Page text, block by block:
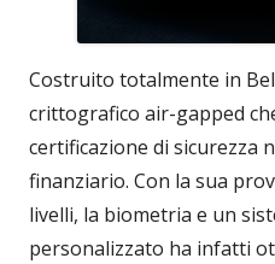
Costruito totalmente in
crittografico air-gapped
certificazione di sicurezza
finanziario. Con la sua
livelli, la biometria e un
personalizzato ha infatti